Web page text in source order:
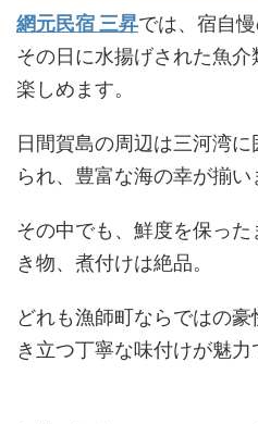
網元民宿 三昇では、宿自
その日に水揚げされた魚
楽しめます。
日間賀島の周辺は三河湾
られ、豊富な海の幸が揃い
その中でも、鮮度を保っ
き物、煮付けは絶品。
どれも漁師町ならではの豪
き立つ丁寧な味付けが魅力